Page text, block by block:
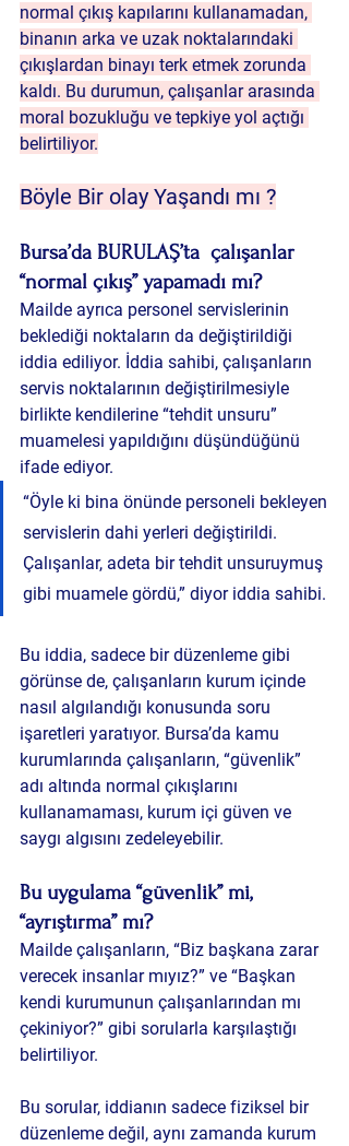
normal çıkış kapılarını kullanamadan,
binanın arka ve uzak noktalarındaki
çıkışlardan binayı terk etmek zorunda
kaldı. Bu durumun, çalışanlar arasında
moral bozukluğu ve tepkiye yol açtığı
belirtiliyor.
Böyle Bir olay Yaşandı mı ?
Bursa’da BURULAŞ’ta çalışanlar
“normal çıkış” yapamadı mı?
Mailde ayrıca personel servislerinin
beklediği noktaların da değiştirildiği
iddia ediliyor. İddia sahibi, çalışanların
servis noktalarının değiştirilmesiyle
birlikte kendilerine “tehdit unsuru”
muamelesi yapıldığını düşündüğünü
ifade ediyor.
“Öyle ki bina önünde personeli bekleyen
servislerin dahi yerleri değiştirildi.
Çalışanlar, adeta bir tehdit unsuruymuş
gibi muamele gördü,” diyor iddia sahibi.
Bu iddia, sadece bir düzenleme gibi
görünse de, çalışanların kurum içinde
nasıl algılandığı konusunda soru
işaretleri yaratıyor. Bursa’da kamu
kurumlarında çalışanların, “güvenlik”
adı altında normal çıkışlarını
kullanamaması, kurum içi güven ve
saygı algısını zedeleyebilir.
Bu uygulama “güvenlik” mi,
“ayrıştırma” mı?
Mailde çalışanların, “Biz başkana zarar
verecek insanlar mıyız?” ve “Başkan
kendi kurumunun çalışanlarından mı
çekiniyor?” gibi sorularla karşılaştığı
belirtiliyor.
Bu sorular, iddianın sadece fiziksel bir
düzenleme değil, aynı zamanda kurum